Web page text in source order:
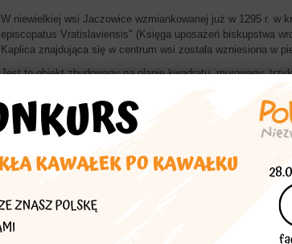
W niewielkiej wsi Jaczowice wzmiankowanej już w 1295 r. w
episcopatus Vratislaviensis" (Księga uposażeń biskupstwa
Kaplica znajdująca się w centrum wsi została wzniesiona w
Jest to obiekt zbudowany na planie kwadratu, murowany,
dachem zwieńczonym krzyżem. Każda kolejna kondygnacja
gzymsem. Trzecia kondygnacja z zawieszonym dzwonem w
zamknięte łukiem. W ścianach środkowej kondygnacji
nad drzwiami wejściowymi wyposażona jest w krzyż.
drewnianymi drzwiami, w górnej części przeszklonymi.
Matki Bożej oraz Pana Jezusa. Pierwotnie znajdował się
Zaproponował:wwat
Więcej znajdziesz w